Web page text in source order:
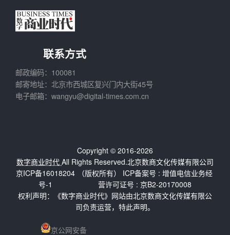
联系方式
邮政编码：100081
邮寄地址：北京市西城区复兴门内大街45号
电子邮箱：wangyu@digital-times.com.cn
Copyright © 2016-2026
数字商业时代 All Rights Reserved.北京数商文化传媒有限公司
（版权所有） ICP备案号 :
京ICP备16018204
号-1
增值电信业务经
营许可证号 : 京B2-20170008
权利声明：《数字商业时代》网站由北京数商文化传媒有限公
司负责运营，特此声明。
京公网安备